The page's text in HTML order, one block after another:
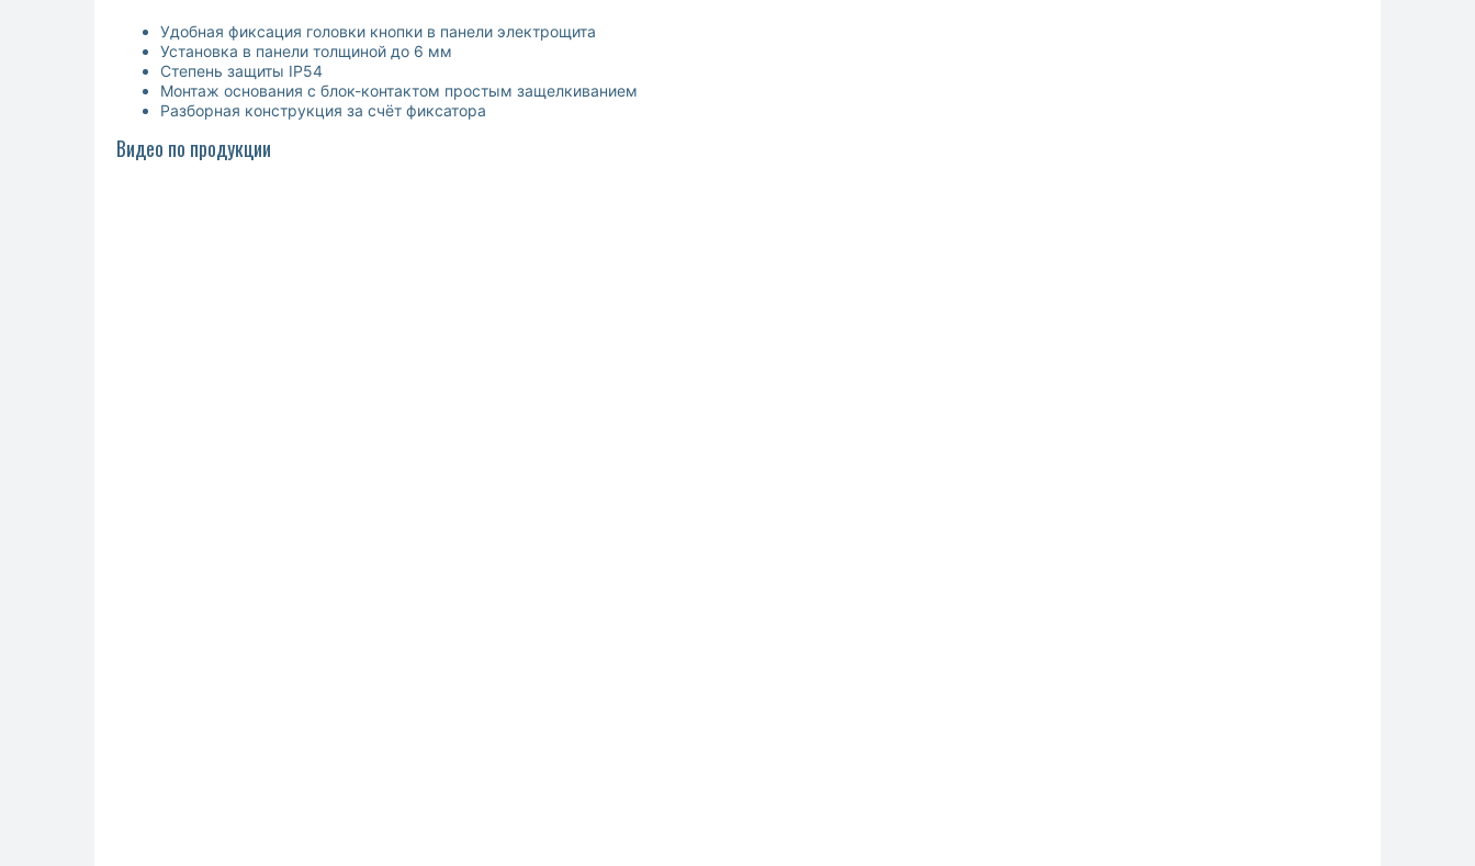
Удобная фиксация головки кнопки в панели электрощита
Установка в панели толщиной до 6 мм
Степень защиты IP54
Монтаж основания с блок-контактом простым защелкиванием
Разборная конструкция за счёт фиксатора
Видео по продукции